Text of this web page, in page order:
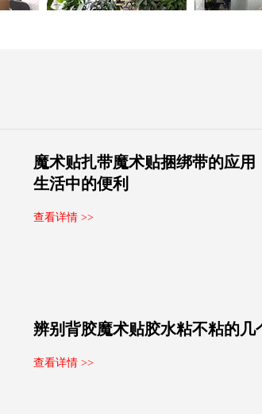
魔术贴扎带魔术贴捆绑带的应用
生活中的便利
查看详情 >>
辨别背胶魔术贴胶水粘不粘的几
查看详情 >>